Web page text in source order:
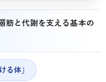
筋と代謝を支える基本の
る体」